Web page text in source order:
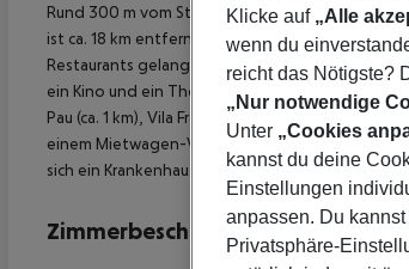
Rund 300 m vom Strand entfernt liegt das Hotel
ist ca. 18 km entfernt. Einkaufsmöglichkeiten
Restaurants gelangt man ebenfalls nach rund 1
ein Kino und ein Theater sind in ca. 18 km
Pau (ca. 1 km), Vila Franca (ca. 8 km), Furnas (ca.
einem Mietwagen-Verleih auch ein Taxistand
sich ein Krankenhaus in etwa 18 km Entfernung.
Zimmerbeschreibung
Klicke auf „Alle
wenn du
reicht das Nötigste?
„Nur notwendige
Unter „Cookies
kannst du deine
Einstellungen
anpassen. Du
Privatsphäre-